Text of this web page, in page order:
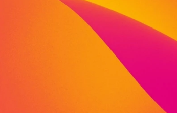
Wir sind aktiv in den Bereichen
Bildung. Wir sind Partner von vielen
Initiativen, Unternehmen und anderen
arbeiten in langer Tradition
Angebote und Dienste bedarfsgerecht